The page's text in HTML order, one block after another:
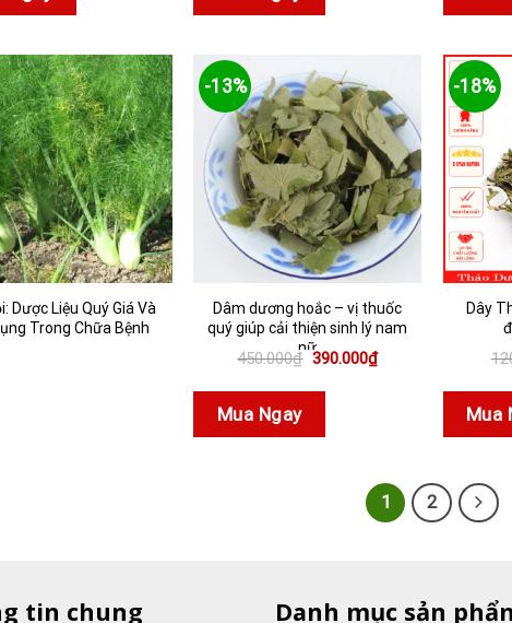
Dược Liệu Quý Giá Và
Trong Chữa Bệnh
-13%
Dâm dương hoắc – vị thuốc
quý giúp cải thiện sinh lý nam
nữ
450.000₫ Giá
là:
390.000₫Giá
hiện
Mua Ngay
-18%
Dây
Mua
1 2
tin chung Danh mục sản